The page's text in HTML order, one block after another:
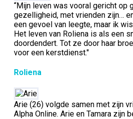
“Mijn leven was vooral gericht op
gezelligheid, met vrienden zijn…
een gevoel van leegte, maar ik
Het leven van Roliena is als een
doordendert. Tot ze door haar
voor een kerstdienst."
Roliena
Arie (26) volgde samen met zijn
Alpha Online. Arie en Tamara zijn